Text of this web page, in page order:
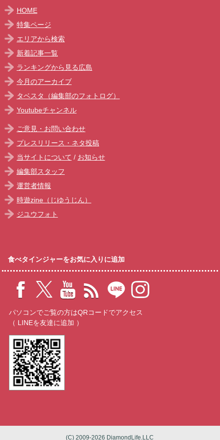
HOME
特集ページ
エリアから検索
新着記事一覧
ランキングから見る広島
今月のアーカイブ
タベスタ（編集部のフォトログ）
Youtubeチャンネル
ご意見・お問い合わせ
プレスリリース・ネタ投稿
当サイトについて / お知らせ
編集部スタッフ
運営者情報
時遊zine（じゆうじん）
ジユウフォト
食べタインジャーをお気に入りに追加
パソコンでご覧の方はQRコードでアクセス
（ LINEを友達に追加 ）
(C) 2009-2026 DiamondLife.LLC